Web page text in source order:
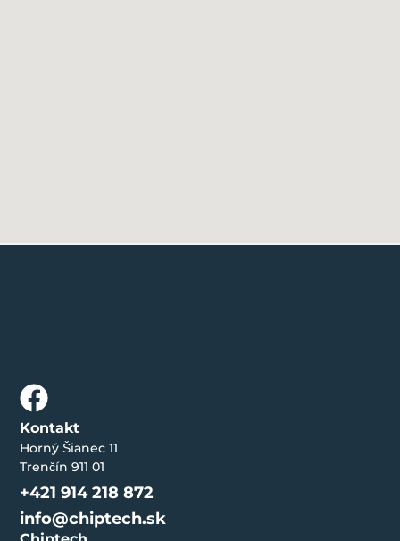
Kontakt
Horný Šianec 11
Trenčín 911 01
+421 914 218 872
info@chiptech.sk